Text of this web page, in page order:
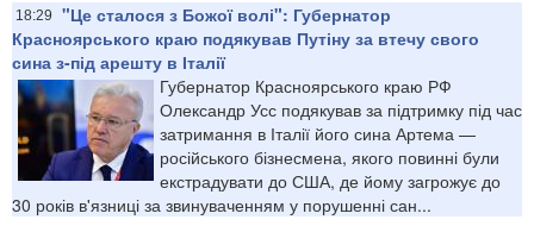
18:29
"Це сталося з Божої волі": Губернатор
Красноярського краю подякував Путіну за втечу свого
сина з-під арешту в Італії
Губернатор Красноярського краю РФ
Олександр Усс подякував за підтримку під час
затримання в Італії його сина Артема —
російського бізнесмена, якого повинні були
екстрадувати до США, де йому загрожує до
30 років в'язниці за звинуваченням у порушенні сан...